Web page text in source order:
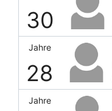
30
Jahre
28
Jahre